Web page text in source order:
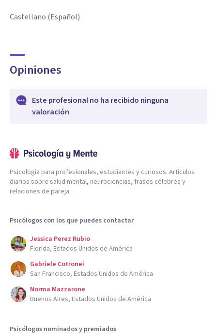
Castellano (Español)
Opiniones
Este profesional no ha recibido ninguna
valoración
Psicología para profesionales, estudiantes y curiosos. Artículos
diarios sobre salud mental, neurociencias, frases célebres y
relaciones de pareja.
Psicólogos con los que puedes contactar
Jessica Perez Rubio
Florida, Estados Unidos de América
Gabriele Cotronei
San Francisco, Estados Unidos de América
Norma Mazzarone
Buenos Aires, Estados Unidos de América
Psicólogos nominados y premiados